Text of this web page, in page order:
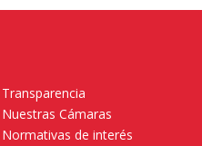
Transparencia
Nuestras Cámaras
Normativas de interés